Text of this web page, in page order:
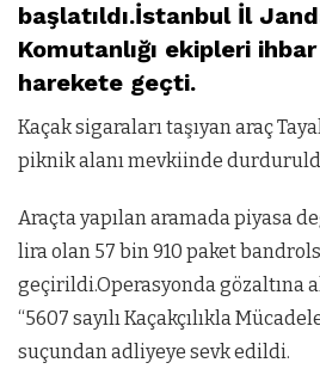
başlatıldı.İstanbul İl
Komutanlığı ekipleri
harekete geçti.
Kaçak sigaraları taşıyan araç
piknik alanı mevkiinde
Araçta yapılan aramada piyasa
lira olan 57 bin 910 paket
geçirildi.Operasyonda gözaltına
“5607 sayılı Kaçakçılıkla
suçundan adliyeye sevk edildi.